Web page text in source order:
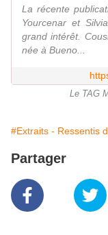
La récente
Yourcenar et
grand intérêt.
née à Bueno...
Le TAG
#Extraits - Ressentis
Partager